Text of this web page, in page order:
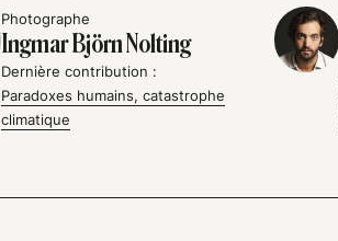
Photographe
Ingmar Björn Nolting
Dernière contribution :
Paradoxes humains, catastrophe
climatique